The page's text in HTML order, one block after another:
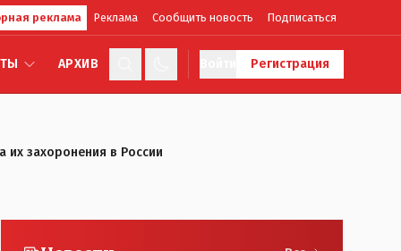
реклама Реклама Сообщить новость Подписаться
АРХИВ Регистрация
их захоронения в России